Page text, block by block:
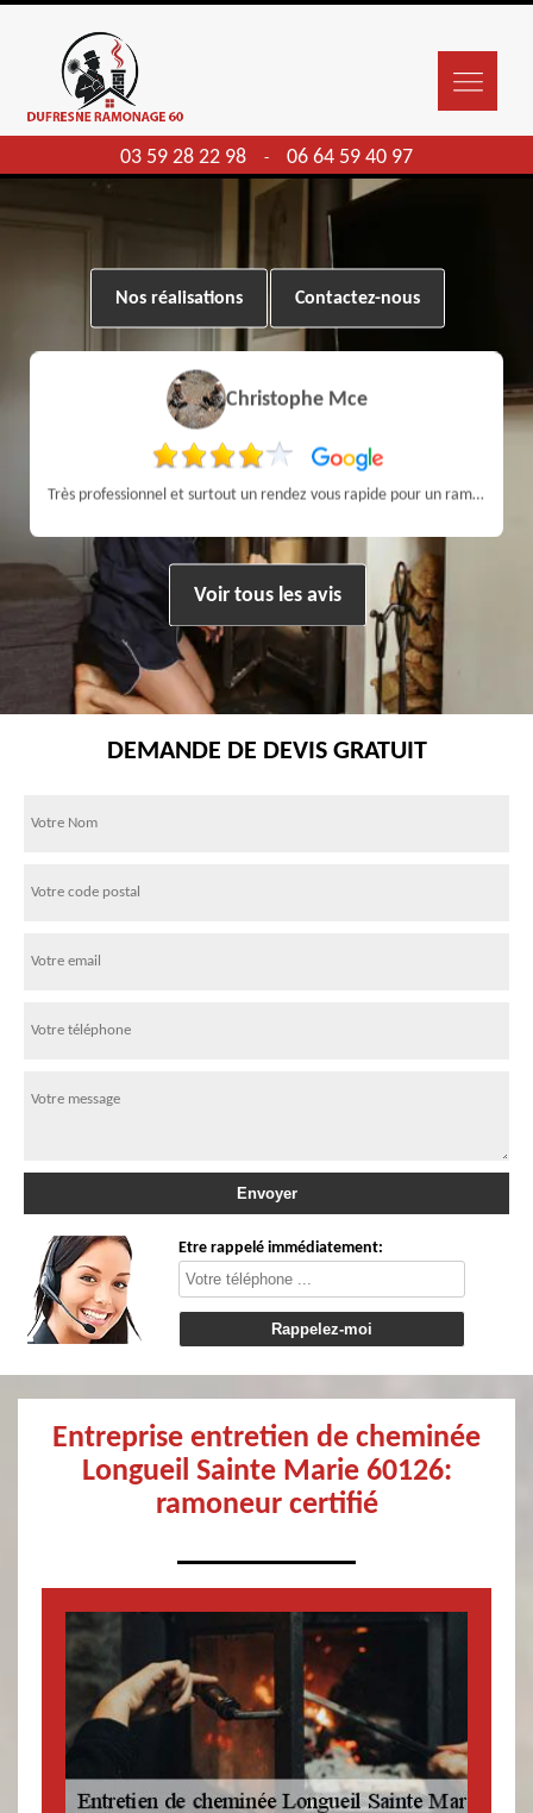
03 59 28 22 98 - 06 64 59 40 97
Nos réalisations Contactez-nous
Christophe Mce
Très professionnel et surtout un rendez vous rapide pour un ramonage efficace
Voir tous les avis
DEMANDE DE DEVIS GRATUIT
Etre rappelé immédiatement:
Entreprise entretien de cheminée
Longueil Sainte Marie 60126:
ramoneur certifié